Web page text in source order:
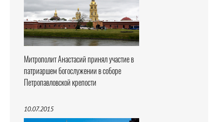
Митрополит Анастасий принял участие в
патриаршем богослужении в соборе
Петропавловской крепости
10.07.2015